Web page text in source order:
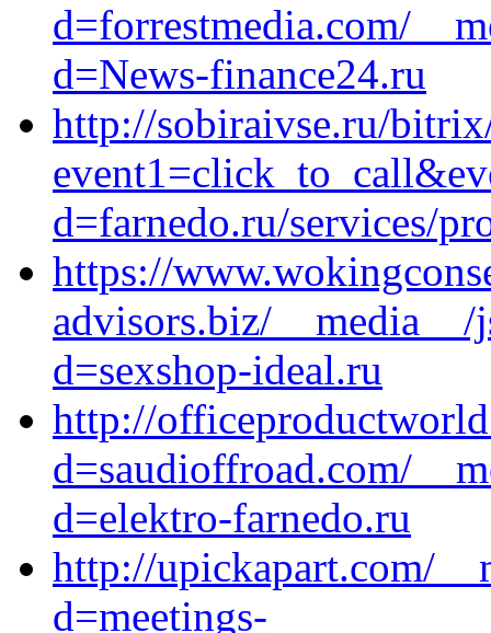
d=forrestmedia.com/
d=News-finance24.ru
http://sobiraivse.ru/
d=farnedo.ru/services/
https://
advisors.biz/
d=sexshop-ideal.ru
http://
d=saudioffroad.com/
d=elektro-farnedo.ru
http://upickapart.com/
d=meetings-